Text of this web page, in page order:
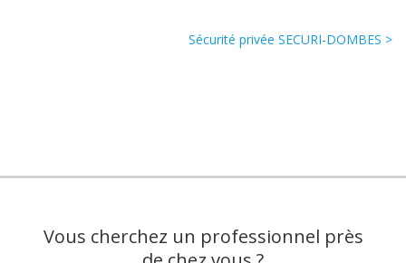
Sécurité privée SECURI-DOMBES >
Vous cherchez un professionnel près